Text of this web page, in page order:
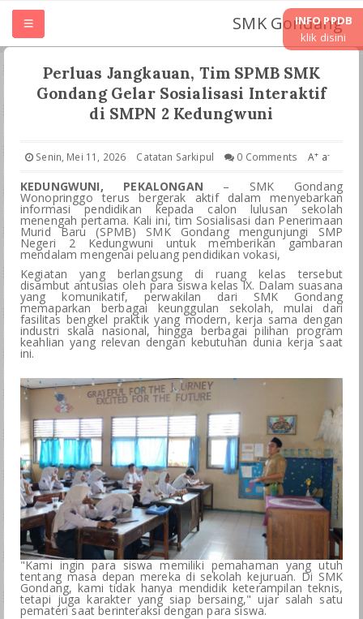
INFO PPDB
klik disini
SMK Gondang
HOME
TENTANG SMK
UNIT KERJA
JURUSAN
LASKURIN
TEFA & WIRAUSAHA
PKL PRAKRIN
LSP
GALERI
SPMB
Perluas Jangkauan, Tim SPMB SMK
Gondang Gelar Sosialisasi Interaktif
di SMPN 2 Kedungwuni
Senin, Mei 11, 2026 Catatan Sarkipul 0 Comments A+ a-
KEDUNGWUNI, PEKALONGAN – SMK Gondang
Wonopringgo terus bergerak aktif dalam menyebarkan
informasi pendidikan kepada calon lulusan sekolah
menengah pertama. Kali ini, tim Sosialisasi dan Penerimaan
Murid Baru (SPMB) SMK Gondang mengunjungi SMP
Negeri 2 Kedungwuni untuk memberikan gambaran
mendalam mengenai peluang pendidikan vokasi,
Kegiatan yang berlangsung di ruang kelas tersebut
disambut antusias oleh para siswa kelas IX. Dalam suasana
yang komunikatif, perwakilan dari SMK Gondang
memaparkan berbagai keunggulan sekolah, mulai dari
fasilitas bengkel praktik yang modern, kerja sama dengan
industri skala nasional, hingga berbagai pilihan program
keahlian yang relevan dengan kebutuhan dunia kerja saat
ini.
"Kami ingin para siswa memiliki pemahaman yang utuh
tentang masa depan mereka di sekolah kejuruan. Di SMK
Gondang, kami tidak hanya mendidik keterampilan teknis,
tetapi juga karakter yang siap bersaing," ujar salah satu
pemateri saat berinteraksi dengan para siswa.